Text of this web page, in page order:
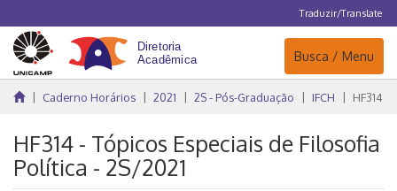
Traduzir/Translate
Navegação
Busca / Menu
Caderno Horários 2021 2S - Pós-Graduação IFCH HF314
HF314 - Tópicos Especiais de Filosofia
Política - 2S/2021